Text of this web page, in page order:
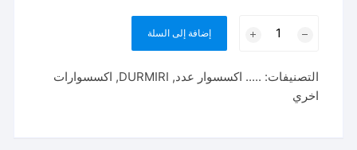
خدمه
شاقه
إضافة إلى السلة
التصنيفات: ..... اكسسوار عدد,
DURMIRI
, اكسسوارات
اخري